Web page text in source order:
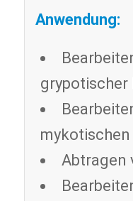
Anwendung:
grypotischer
mykotischen
Abtragen